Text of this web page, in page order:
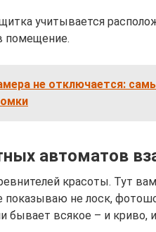
учитывается
помещение.
не отключается:
автоматов
красоты. Тут
показываю не лоск,
всякое – и криво, и